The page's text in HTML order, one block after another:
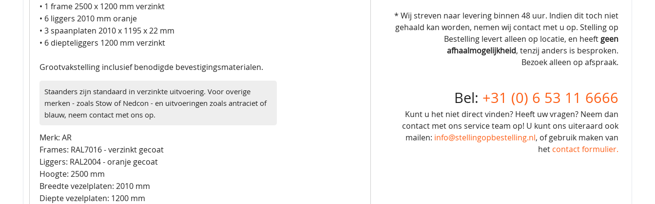
* Wij streven naar levering binnen 48 uur. Indien dit toch niet
gehaald kan worden, nemen wij contact met u op. Stelling op
Bestelling levert alleen op locatie, en heeft geen
afhaalmogelijkheid, tenzij anders is besproken.
Bezoek alleen op afspraak.
Bel: +31 (0) 6 53 11 6666
Kunt u het niet direct vinden? Heeft uw vragen? Neem dan
contact met ons service team op! U kunt ons uiteraard ook
mailen: info@stellingopbestelling.nl, of gebruik maken van
het contact formulier.
• 1 frame 2500 x 1200 mm verzinkt
• 6 liggers 2010 mm oranje
• 3 spaanplaten 2010 x 1195 x 22 mm
• 6 diepteliggers 1200 mm verzinkt
Grootvakstelling inclusief benodigde bevestigingsmaterialen.
Staanders zijn standaard in verzinkte uitvoering. Voor overige
merken - zoals Stow of Nedcon - en uitvoeringen zoals antraciet of
blauw, neem contact met ons op.
Merk: AR
Frames: RAL7016 - verzinkt gecoat
Liggers: RAL2004 - oranje gecoat
Hoogte: 2500 mm
Breedte vezelplaten: 2010 mm
Diepte vezelplaten: 1200 mm